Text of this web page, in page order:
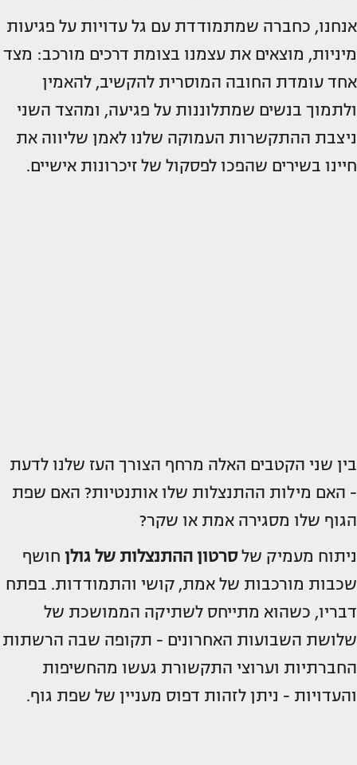
אנחנו, כחברה שמתמודדת עם גל עדויות על פגיעות
מיניות, מוצאים את עצמנו בצומת דרכים מורכב: מצד
אחד עומדת החובה המוסרית להקשיב, להאמין
ולתמוך בנשים שמתלוננות על פגיעה, ומהצד השני
ניצבת ההתקשרות העמוקה שלנו לאמן שליווה את
חיינו בשירים שהפכו לפסקול של זיכרונות אישיים.
בין שני הקטבים האלה מרחף הצורך העז שלנו לדעת
- האם מילות ההתנצלות שלו אותנטיות? האם שפת
הגוף שלו מסגירה אמת או שקר?
ניתוח מעמיק שלסרטון ההתנצלות של גולן חושף
שכבות מורכבות של אמת, קושי והתמודדות. בפתח
דבריו, כשהוא מתייחס לשתיקה הממושכת של
שלושת השבועות האחרונים - תקופה שבה הרשתות
החברתיות וערוצי התקשורת געשו מהחשיפות
והעדויות - ניתן לזהות דפוס מעניין של שפת גוף.